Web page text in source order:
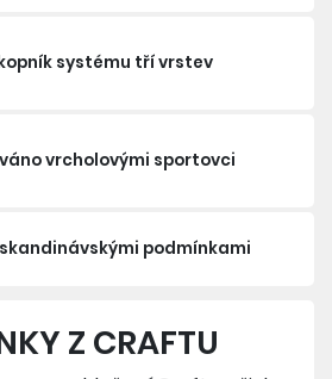
systému tří vrstev
vrcholovými sportovci
podmínkami
Z CRAFTU